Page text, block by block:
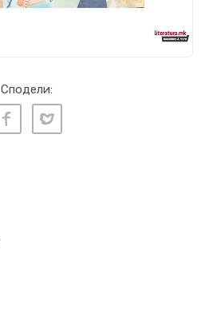
Сподели: